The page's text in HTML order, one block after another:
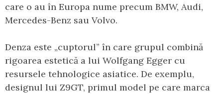
care o au în Europa nume precum BMW, Audi,
Mercedes-Benz sau Volvo.
Denza este „cuptorul” în care grupul combină
rigoarea estetică a lui Wolfgang Egger cu
resursele tehnologice asiatice. De exemplu,
designul lui Z9GT, primul model pe care marca